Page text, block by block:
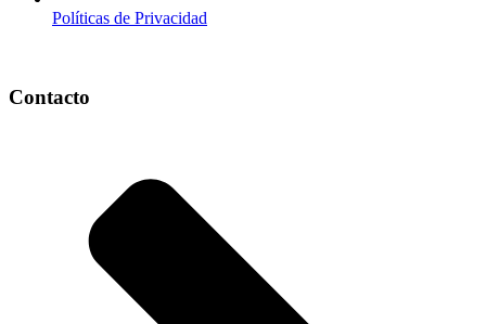
Políticas de Privacidad
Contacto